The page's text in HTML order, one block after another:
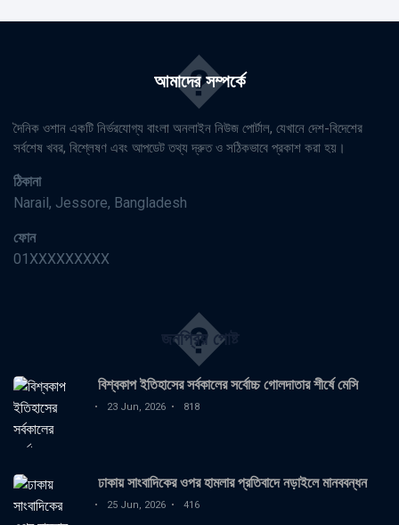
আমাদের সম্পর্কে
�
দৈনিক ওশান একটি নির্ভরযোগ্য বাংলা অনলাইন নিউজ পোর্টাল, যেখানে দেশ-বিদেশের
সর্বশেষ খবর, বিশ্লেষণ এবং আপডেট তথ্য দ্রুত ও সঠিকভাবে প্রকাশ করা হয়।
ঠিকানা
Narail, Jessore, Bangladesh
ফোন
01XXXXXXXXX
জনপ্রিয় পোষ্ট
�
বিশ্বকাপ ইতিহাসের সর্বকালের সর্বোচ্চ গোলদাতার শীর্ষে মেসি
23 Jun, 2026 818
ঢাকায় সাংবাদিকের ওপর হামলার প্রতিবাদে নড়াইলে মানববন্ধন
25 Jun, 2026 416